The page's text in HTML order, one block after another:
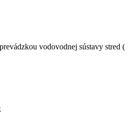
vodovodnej sústavy stred (